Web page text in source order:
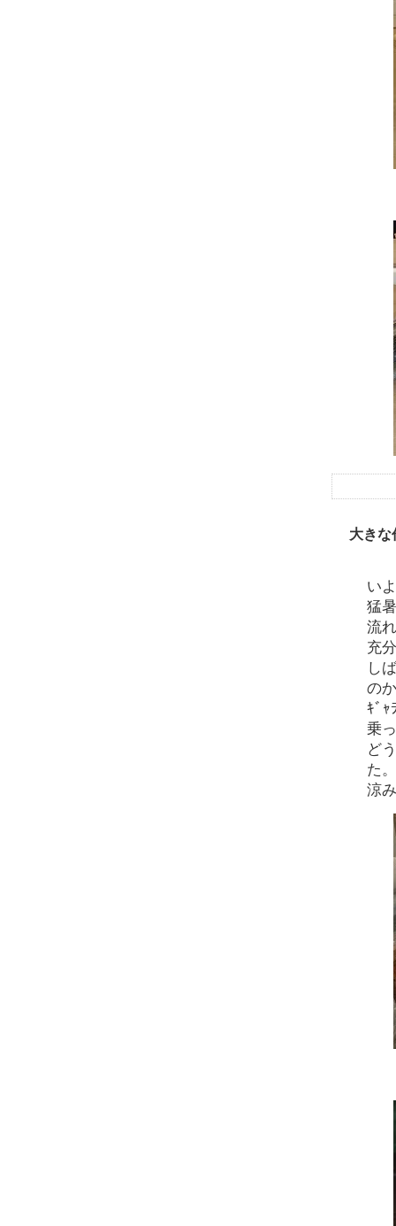
大きな
い
猛
流
充
し
の
ｷﾞｬ
乗
ど
た。
涼